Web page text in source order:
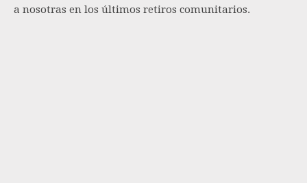
a nosotras en los últimos retiros comunitarios.